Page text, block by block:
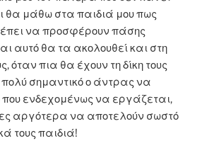
θα μάθω στα παιδιά μου πως
να προσφέρουν πάσης
αυτό θα τα ακολουθεί και στη
όταν πια θα έχουν τη δίκη τους
πολύ σημαντικό ο άντρας να
που ενδεχομένως να εργάζεται,
αργότερα να αποτελούν σωστό
τους παιδιά!